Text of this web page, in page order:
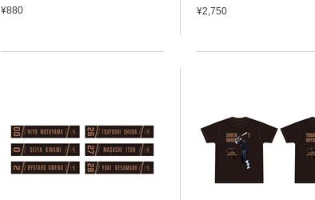
¥880
¥2,750